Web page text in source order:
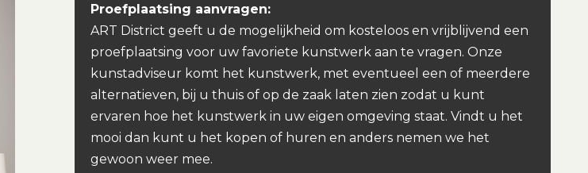
Proefplaatsing aanvragen:
ART District geeft u de mogelijkheid om kosteloos en vrijblijvend een
proefplaatsing voor uw favoriete kunstwerk aan te vragen. Onze
kunstadviseur komt het kunstwerk, met eventueel een of meerdere
alternatieven, bij u thuis of op de zaak laten zien zodat u kunt
ervaren hoe het kunstwerk in uw eigen omgeving staat. Vindt u het
mooi dan kunt u het kopen of huren en anders nemen we het
gewoon weer mee.